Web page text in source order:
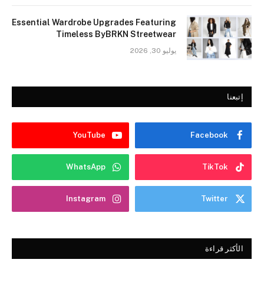
Essential Wardrobe Upgrades Featuring
Timeless ByBRKN Streetwear
يوليو 30, 2026
إتبعنا
Facebook
YouTube
TikTok
WhatsApp
Twitter
Instagram
الأكثر قراءة